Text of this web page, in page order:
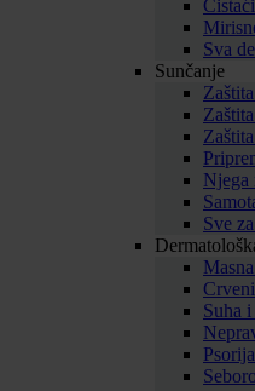
Sva
Sunčanje
Njega
Sve
Suha